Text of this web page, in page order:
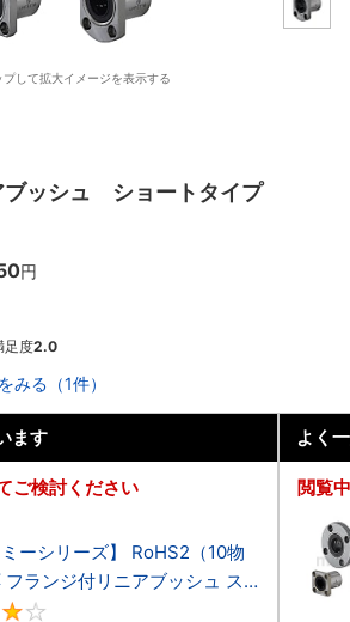
プして拡大イメージを表示する
ッシュ　ショートタイプ
円
足度2.0
みる（1件）
ます
ご検討ください
ミーシリーズ】 RoHS2（10物
フランジ付リニアブッシュ ス
シングル
よく
閲覧